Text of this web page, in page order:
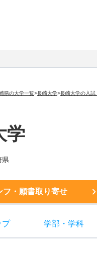
県の大学一覧>長崎大学>長崎大学の入試
学
県
フ・願書取り寄せ
プ 学部 ・ 学科